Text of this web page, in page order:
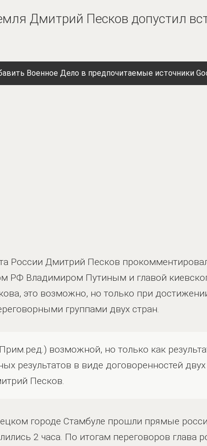
Дмитрий Песков допустил
Военное Дело в предпочитаемые источники
России Дмитрий Песков
РФ Владимиром Путиным и главой
это возможно, но только при
группами двух стран.
возможной, но только как
результатов в виде договоренностей двух
Песков.
городе Стамбуле прошли прямые
2 часа. По итогам переговоров глава